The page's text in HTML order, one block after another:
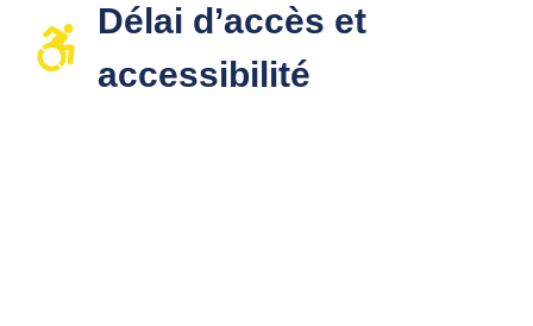
Délai d’accès et
accessibilité​